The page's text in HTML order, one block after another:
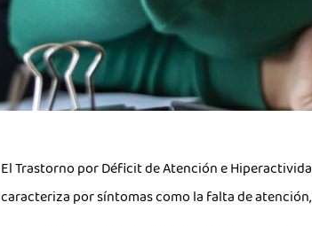
El Trastorno por Déficit de Atención e
caracteriza por síntomas como la falta de